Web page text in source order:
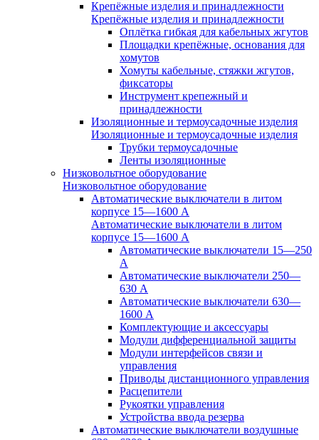
Крепёжные изделия и принадлежности
Крепёжные изделия и принадлежности
Оплётка гибкая для кабельных жгутов
Площадки крепёжные, основания для
хомутов
Хомуты кабельные, стяжки жгутов,
фиксаторы
Инструмент крепежный и
принадлежности
Изоляционные и термоусадочные изделия
Изоляционные и термоусадочные изделия
Трубки термоусадочные
Ленты изоляционные
Низковольтное оборудование
Низковольтное оборудование
Автоматические выключатели в литом
корпусе 15—1600 А
Автоматические выключатели в литом
корпусе 15—1600 А
Автоматические выключатели 15—250
А
Автоматические выключатели 250—
630 А
Автоматические выключатели 630—
1600 А
Комплектующие и аксессуары
Модули дифференциальной защиты
Модули интерфейсов связи и
управления
Приводы дистанционного управления
Расцепители
Рукоятки управления
Устройства ввода резерва
Автоматические выключатели воздушные